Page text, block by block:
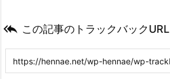
 この記事のトラックバックURL